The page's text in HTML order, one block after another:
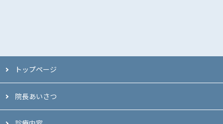
トップページ
院長あいさつ